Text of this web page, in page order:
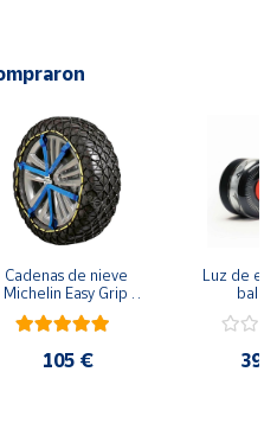
Cadenas de nieve
Michelin Easy Grip
Evolution
105 €
Luz de
seguridad
funda